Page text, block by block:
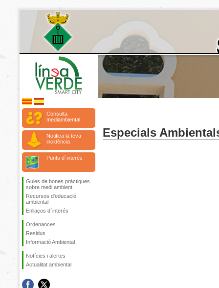
Consulta
mediambiental
Notifica la teva
incidència
Punts d`interès
Guies de bones pràctiques
sobre medi ambient
Recursos d'educació
ambiental
Enllaços d´interés
Ordenances
Residus
Informació Ambiental
Notícies i alertes
Actualitat ambiental
Especials